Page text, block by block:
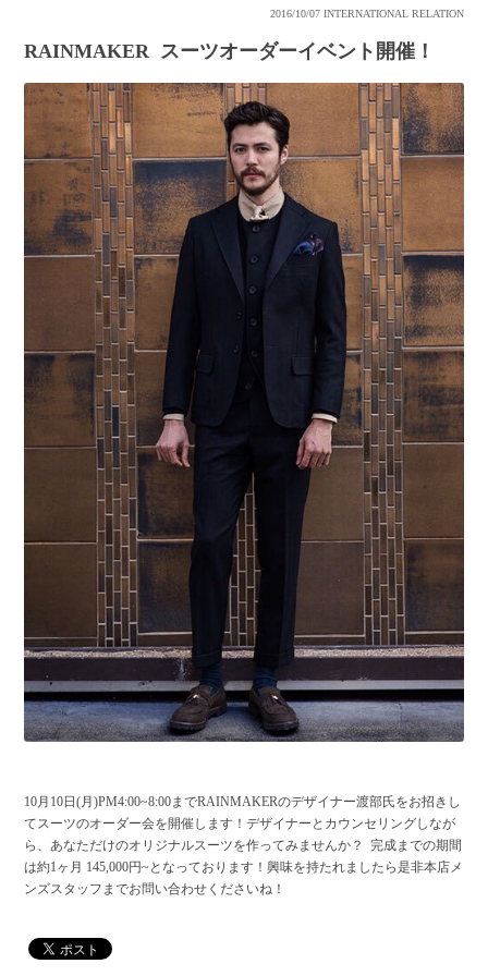
2016/10/07 INTERNATIONAL RELATION
RAINMAKER スーツオーダーイベント開催！
10月10日(月)PM4:00~8:00までRAINMAKERのデザイナー渡部氏をお招きし
てスーツのオーダー会を開催します！デザイナーとカウンセリングしなが
ら、あなただけのオリジナルスーツを作ってみませんか？ 完成までの期間
は約1ヶ月 145,000円~となっております！興味を持たれましたら是非本店メ
ンズスタッフまでお問い合わせくださいね！